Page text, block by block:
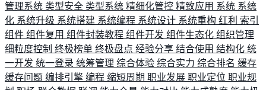
管理系统 类型安全 类型系统 精细化管控 精致应用 系统 系统
化 系统升级 系统搭建 系统编程 系统设计 系统重构 红利 索引
组件 组件复用 组件封装教程 组件开发 组件生态化 组织管理
细粒度控制 终极榜单 终极盘点 经验分享 结合使用 结构化 统
一开发 统一登录 统筹管理 综合体验 综合实力 综合排名 缓存
缓存问题 编排引擎 编程 缩短周期 职业发展 职业定位 职业规